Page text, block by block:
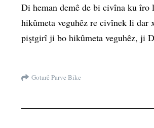
Di heman demê de bi civîna ku îro
hikûmeta veguhêz re civînek li dar
piştgirî ji bo hikûmeta veguhêz, ji
Gotarê Parve Bike